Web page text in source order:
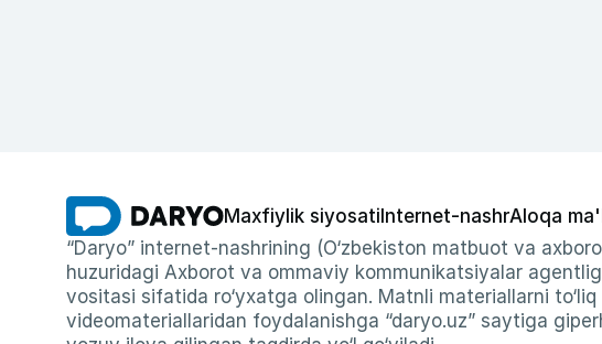
Maxfiylik siyosati Internet-nashrAloqa
“Daryo” internet-nashrining (O‘zbekiston matbuot va
huzuridagi Axborot va ommaviy kommunikatsiyalar
vositasi sifatida ro‘yxatga olingan. Matnli materiallarni
videomateriallaridan foydalanishga “daryo.uz” saytiga